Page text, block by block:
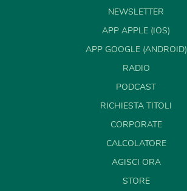
NEWSLETTER
APP APPLE (IOS)
APP GOOGLE (ANDROID)
RADIO
PODCAST
RICHIESTA TITOLI
CORPORATE
CALCOLATORE
AGISCI ORA
STORE